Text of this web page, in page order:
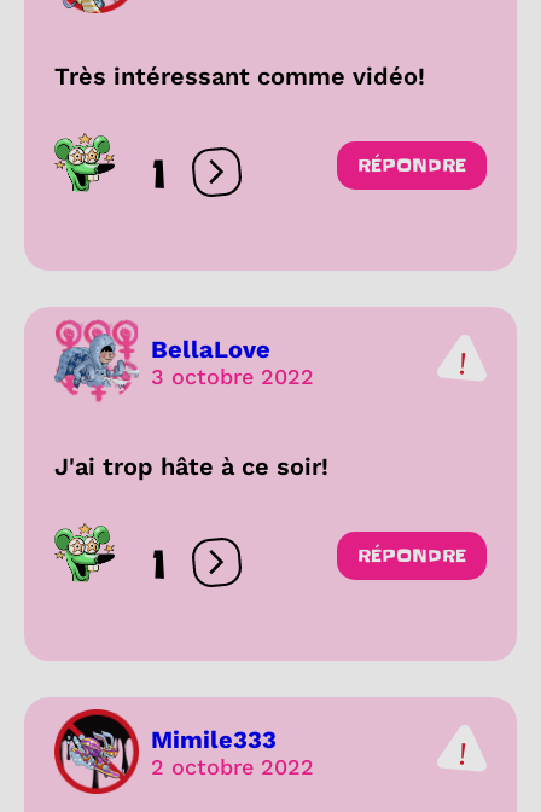
Très intéressant comme vidéo!
1 Ouvrir les réactions
RÉPONDRE
BellaLove
3 octobre 2022
J'ai trop hâte à ce soir!
1 Ouvrir les réactions
RÉPONDRE
Mimile333
2 octobre 2022